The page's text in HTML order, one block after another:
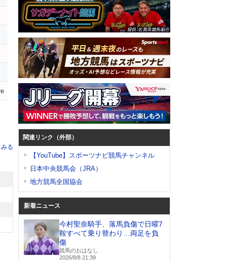
る
関連リンク（外部）
【YouTube】スポーツナビ競馬チャンネル
日本中央競馬会（JRA）
地方競馬全国協会
新着ニュース
今村聖奈騎手、落馬負傷で日曜7
鞍すべて乗り替わり…両足を負
傷
競馬のおはなし
2026/8/8 21:39